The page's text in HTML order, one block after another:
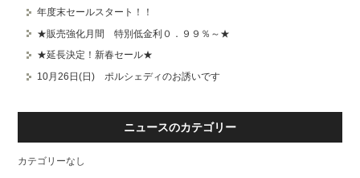
年度末セールスタート！！
★販売強化月間 特別低金利０．９９％～★
★延長決定！新春セール★
10月26日(日) ポルシェディのお誘いです
ニュースのカテゴリー
カテゴリーなし